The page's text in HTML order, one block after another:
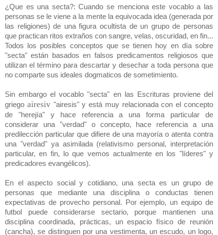
¿Que es una secta?: Cuando se menciona este vocablo a las
personas se le viene a la mente la equivocada idea (generada por
las religiones) de una figura ocultista de un grupo de personas
que practican ritos extraños con sangre, velas, oscuridad, en fin...
Todos los posibles conceptos que se tienen hoy en día sobre
"secta" están basados en falsos predicamentos religiosos que
utilizan el término para descartar y desechar a toda persona que
no comparte sus ideales dogmaticos de sometimiento.
Sin embargo el vocablo "secta" en las Escrituras proviene del
griego airesiv "airesis" y está muy relacionada con el concepto
de "herejía" y hace referencia a una forma particular de
considerar una "verdad" o concepto, hace referencia a una
predilección particular que difiere de una mayoría o atenta contra
una "verdad" ya asimilada (relativismo personal, interpretación
particular, en fin, lo que vemos actualmente en los "líderes" y
predicadores evangélicos).
En el aspecto social y cotidiano, una secta es un grupo de
personas que mediante una disciplina o conductas tienen
expectativas de provecho personal. Por ejemplo, un equipo de
futbol puede considerarse sectario, porque mantienen una
disciplina coordinada, prácticas, un espacio físico de reunión
(cancha), se distinguen por una vestimenta, un escudo, un logo,